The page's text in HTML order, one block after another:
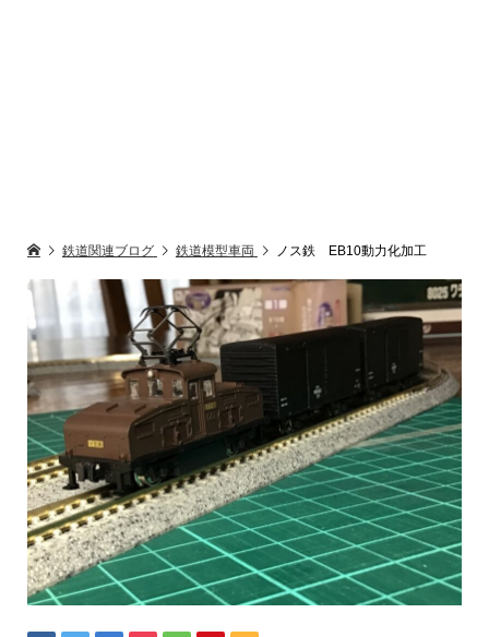
鉄道関連ブログ 鉄道模型車両 ノス鉄 EB10動力化加工